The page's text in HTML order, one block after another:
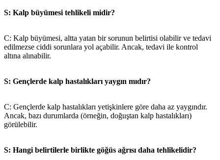
S: Kalp büyümesi tehlikeli midir?
C: Kalp büyümesi, altta yatan bir sorunun belirtisi olabilir ve tedavi
edilmezse ciddi sorunlara yol açabilir. Ancak, tedavi ile kontrol
altına alınabilir.
S: Gençlerde kalp hastalıkları yaygın mıdır?
C: Gençlerde kalp hastalıkları yetişkinlere göre daha az yaygındır.
Ancak, bazı durumlarda (örneğin, doğuştan kalp hastalıkları)
görülebilir.
S: Hangi belirtilerle birlikte göğüs ağrısı daha tehlikelidir?